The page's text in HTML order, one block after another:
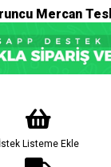
Mercan
İstek Listeme Ekle